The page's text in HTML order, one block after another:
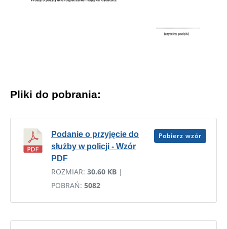
Pliki do pobrania:
Podanie o przyjęcie do
służby w policji - Wzór
PDF
ROZMIAR: 30.60 KB |
POBRAŃ: 5082
Pobierz wzór